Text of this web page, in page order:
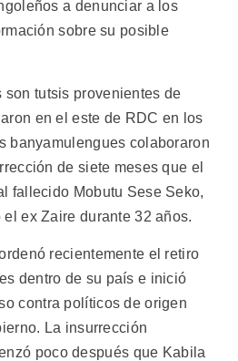
a denunciar a los
sobre su posible
son tutsis provenientes de
en el este de RDC en los
banyamulengues colaboraron
de siete meses que el
fallecido Mobutu Sese Seko,
ex Zaire durante 32 años.
recientemente el retiro
dentro de su país e inició
contra políticos de origen
La insurrección
poco después que Kabila